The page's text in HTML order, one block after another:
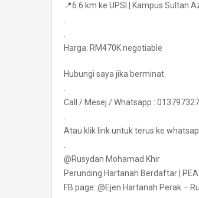
📍6.6 km ke UPSI | Kampus Sultan
Harga: RM470K negotiable
Hubungi saya jika berminat.
Call / Mesej / Whatsapp :
Atau klik link untuk terus ke
@Rusydan Mohamad Khir
Perunding Hartanah Berdaftar |
FB page: @Ejen Hartanah Perak –